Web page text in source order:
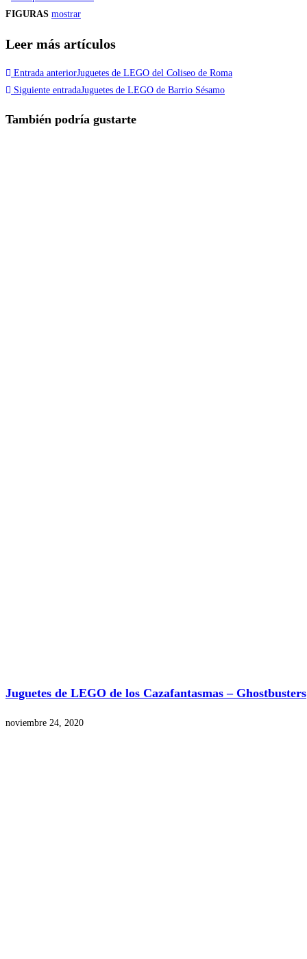
FIGURAS mostrar
Leer más artículos
Entrada anteriorJuguetes de LEGO del Coliseo de Roma
Siguiente entradaJuguetes de LEGO de Barrio Sésamo
También podría gustarte
Juguetes de LEGO de los Cazafantasmas – Ghostbusters
noviembre 24, 2020